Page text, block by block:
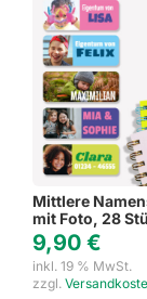
Mittlere
mit Foto, 28
9,90 €
inkl. 19 % MwSt.
zzgl.